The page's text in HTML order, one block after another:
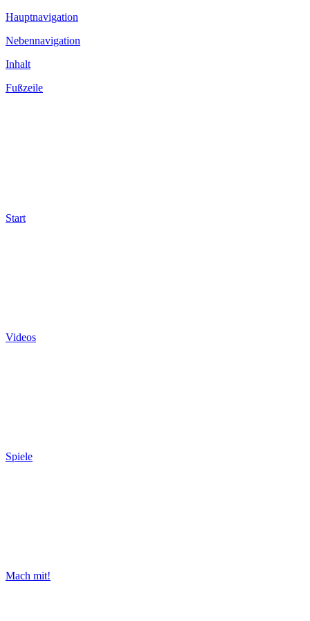
Hauptnavigation
Nebennavigation
Inhalt
Fußzeile
Start
Videos
Spiele
Mach mit!